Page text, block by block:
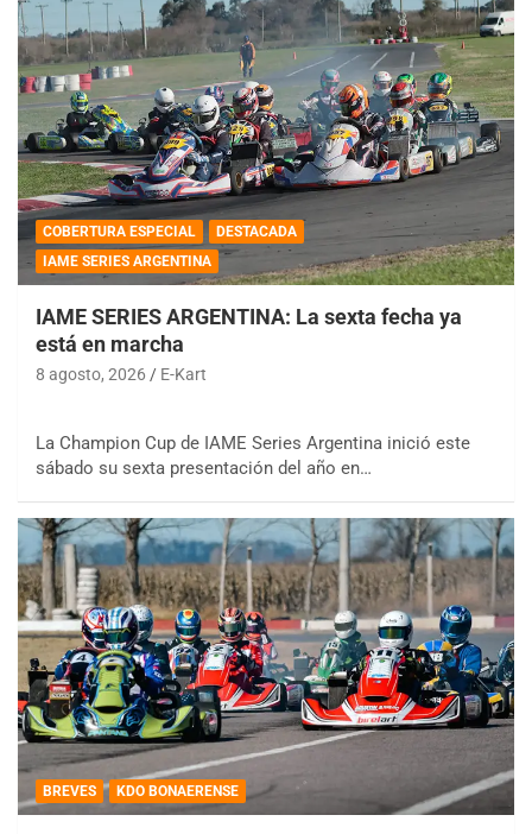
COBERTURA ESPECIAL
DESTACADA
IAME SERIES ARGENTINA
IAME SERIES ARGENTINA: La sexta fecha ya
está en marcha
8 agosto, 2026 E-Kart
La Champion Cup de IAME Series Argentina inició este
sábado su sexta presentación del año en…
BREVES KDO BONAERENSE